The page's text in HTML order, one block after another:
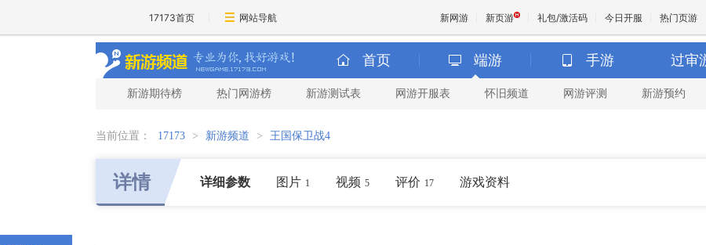
17173首页 网站导航 新网游 新页游 礼包/激活码 今日开服 热门页游
魔兽
首页 端游 手游 过审
新游期待榜 热门网游榜 新游测试表 网游开服表 怀旧频道 网游评测 新游预约
当前位置： 17173 > 新游频道 > 王国保卫战4
详情 详细参数 图片 1 视频 5 评价 17 游戏资料